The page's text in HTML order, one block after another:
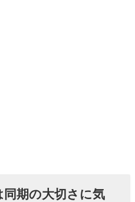
期の大切さに気